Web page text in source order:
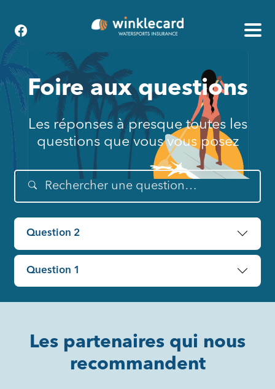
Foire aux questions
Les réponses à presque toutes les
questions que vous vous posez
Question 2
Question 1
Les partenaires qui nous
recommandent